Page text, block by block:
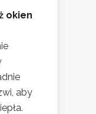
okien
aby